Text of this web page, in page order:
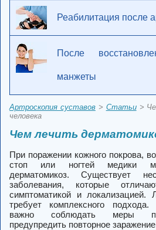
Реабилитация после
После
манжеты
Артроскопия суставов> Статьи>
человека
Чем лечить
При поражении кожного покрова,
стоп или ногтей медики
дерматомикоз. Существует
заболевания, которые
симптоматикой и локализацией.
требует комплексного
важно соблюдать меры
предупредить повторное